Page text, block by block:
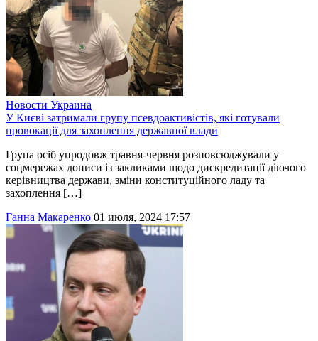
Новости Украина
У Києві затримали групу псевдоактивістів, які готували
провокації для захоплення державної влади
Група осіб упродовж травня-червня розповсюджували у
соцмережах дописи із закликами щодо дискредитації діючого
керівництва держави, зміни конституційного ладу та
захоплення […]
Ганна Макаренко 01 июля, 2024 17:57